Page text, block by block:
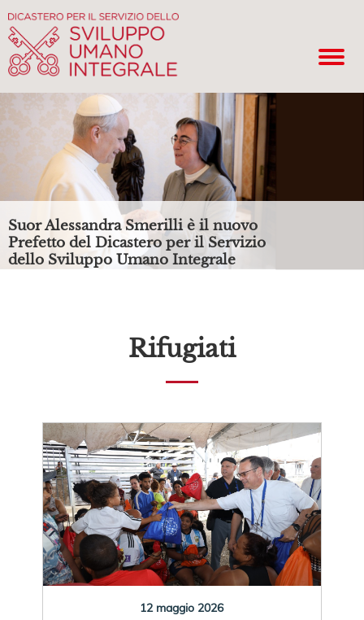
Suor Alessandra Smerilli è il nuovo
Prefetto del Dicastero per il Servizio
dello Sviluppo Umano Integrale
Rifugiati
12 maggio 2026